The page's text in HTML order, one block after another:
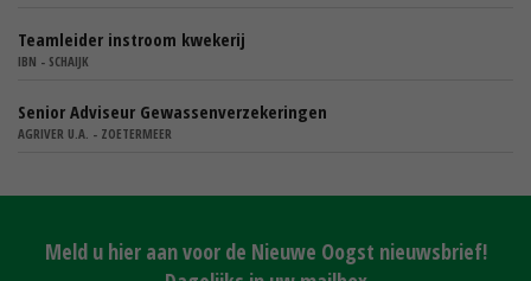
Teamleider instroom kwekerij
IBN - SCHAIJK
Senior Adviseur Gewassenverzekeringen
AGRIVER U.A. - ZOETERMEER
Meld u hier aan voor de Nieuwe Oogst nieuwsbrief!